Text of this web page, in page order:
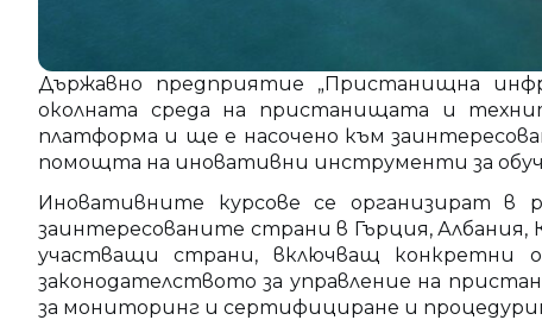
Държавно предприятие „Пристанищна
околната среда на пристанищата и
платформа и ще е насочено към
помощта на иновативни инструменти за
Иновативните курсове се организират в
заинтересованите страни в Гърция, Албания,
участващи страни, включващ конкретни
законодателството за управление на
за мониторинг и сертифициране и